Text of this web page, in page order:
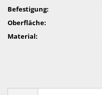
Befestigung:
Oberfläche:
Material: